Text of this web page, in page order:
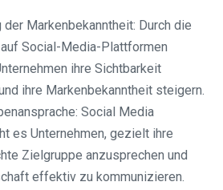
der Markenbekanntheit: Durch die
Social-Media-Plattformen
ihre Sichtbarkeit
ihre Markenbekanntheit steigern.
Social Media
es Unternehmen, gezielt ihre
Zielgruppe anzusprechen und
effektiv zu kommunizieren.